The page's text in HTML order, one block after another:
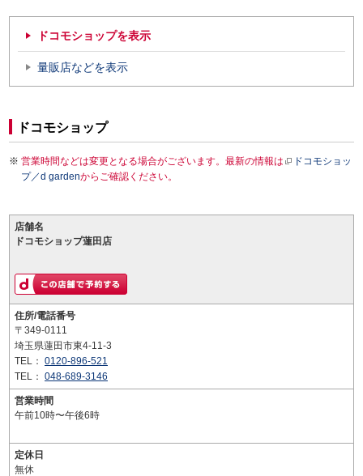
ドコモショップを表示
量販店などを表示
ドコモショップ
営業時間などは変更となる場合がございます。最新の情報は
ドコモショッ
プ／d gardenからご確認ください。
店舗名
ドコモショップ蓮田店
住所/電話番号
〒349-0111
埼玉県蓮田市東4-11-3
TEL： 0120-896-521
TEL： 048-689-3146
営業時間
午前10時〜午後6時
定休日
無休